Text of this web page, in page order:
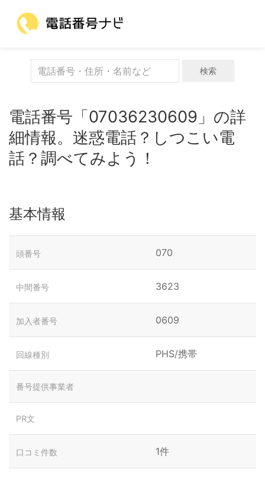
検索
電話番号「07036230609」の詳
細情報。迷惑電話？しつこい電
話？調べてみよう！
基本情報
頭番号 070
中間番号 3623
加入者番号 0609
回線種別 PHS/携帯
番号提供事業者
PR文
口コミ件数 1件